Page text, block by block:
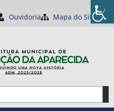
Ouvidoria Mapa do Site